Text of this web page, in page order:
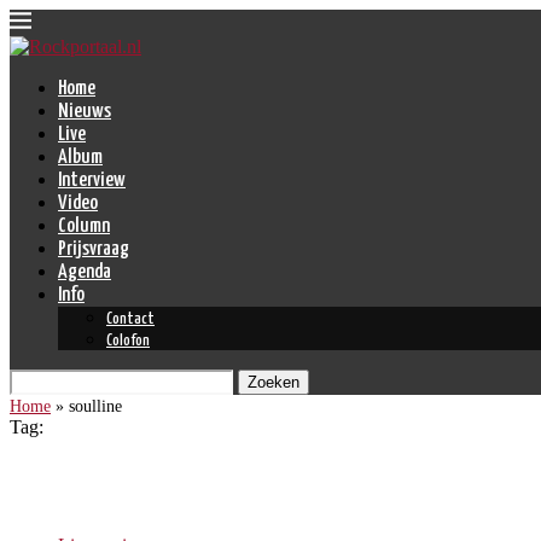
Home
Nieuws
Live
Album
Interview
Video
Column
Prijsvraag
Agenda
Info
Contact
Colofon
Zoeken
Home » soulline
Tag: